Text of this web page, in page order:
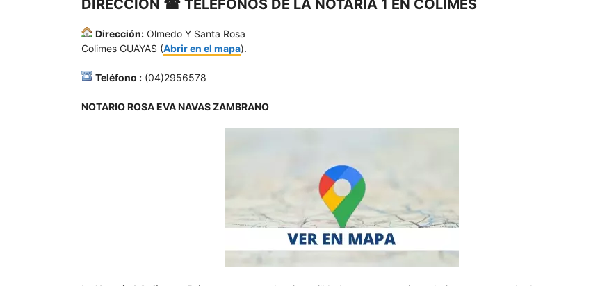
DIRECCIÓN ☎ TELÉFONOS DE LA NOTARÍA 1 EN COLIMES
Dirección: Olmedo Y Santa Rosa
Colimes GUAYAS (Abrir en el mapa).
Teléfono : (04)2956578
NOTARIO ROSA EVA NAVAS ZAMBRANO